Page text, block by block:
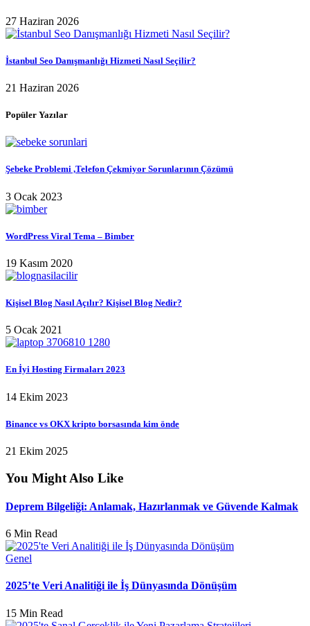
27 Haziran 2026
İstanbul Seo Danışmanlığı Hizmeti Nasıl Seçilir?
21 Haziran 2026
Popüler Yazılar
Şebeke Problemi ,Telefon Çekmiyor Sorunlarının Çözümü
3 Ocak 2023
WordPress Viral Tema – Bimber
19 Kasım 2020
Kişisel Blog Nasıl Açılır? Kişisel Blog Nedir?
5 Ocak 2021
En İyi Hosting Firmaları 2023
14 Ekim 2023
Binance vs OKX kripto borsasında kim önde
21 Ekim 2025
You Might Also Like
Deprem Bilgeliği: Anlamak, Hazırlanmak ve Güvende Kalmak
6 Min Read
Genel
2025’te Veri Analitiği ile İş Dünyasında Dönüşüm
15 Min Read